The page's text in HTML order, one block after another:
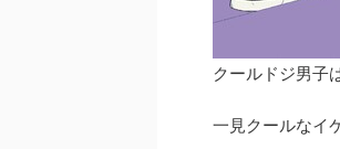
クールドジ男子
一見クールなイ